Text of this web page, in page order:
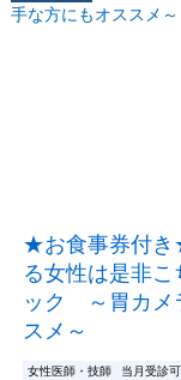
★お食事券付き
る女性は是非
ック ～胃カメ
スメ～
女性医師・技師 当月受診可